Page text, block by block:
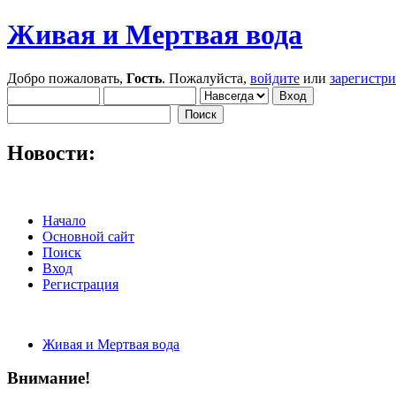
Живая и Мертвая вода
Добро пожаловать, Гость. Пожалуйста, войдите или
Новости:
Начало
Основной сайт
Поиск
Вход
Регистрация
Живая и Мертвая вода
Внимание!